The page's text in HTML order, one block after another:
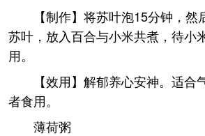
【制作】将苏叶泡15分钟，
苏叶，放入百合与小米共煮，待小
用。
【效用】解郁养心安神。适合
者食用。
薄荷粥